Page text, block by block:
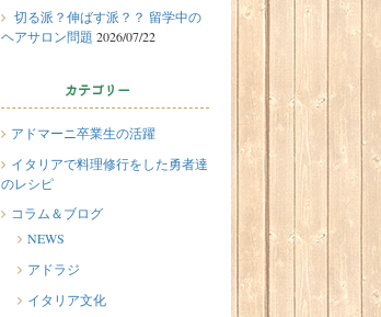
2026/07/24
石畳がキャンバスに！イタリアの
2026/07/22
切る派？伸ばす派？？ 留学中のヘ
2026/07/20
イタリア人はどんなジェラートを
食べる？
2026/07/17
イタリアが誇る3人の天才芸術家 そ
切る派？伸ばす派？？ 留学中の
ヘアサロン問題 2026/07/22
カテゴリー
アドマーニ卒業生の活躍
イタリアで料理修行をした勇者達
のレシピ
コラム＆ブログ
NEWS
アドラジ
イタリア文化